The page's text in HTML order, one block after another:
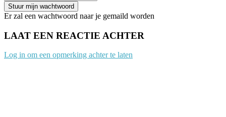
Er zal een wachtwoord naar je gemaild worden
LAAT EEN REACTIE ACHTER
Log in om een opmerking achter te laten